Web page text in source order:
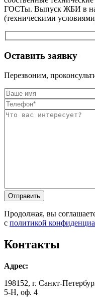
ГОСТы. Выпуск ЖБИ в
(техническими
Оставить заявку
Перезвоним,
Продолжая, вы
с политикой
Контакты
Адрес:
198152, г. Санкт-
5-Н, оф. 4